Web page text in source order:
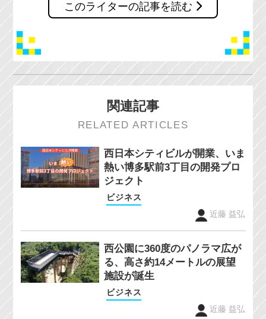
このライターの記事を読む
関連記事
RELATED ARTICLES
西日本シティビルが開業、いま
熱い博多駅前3丁目の開発プロ
ジェクト
ビジネス
近藤 益弘
西公園に360度のパノラマ広が
る、高さ約14メートルの展望
施設が誕生
ビジネス
近藤 益弘